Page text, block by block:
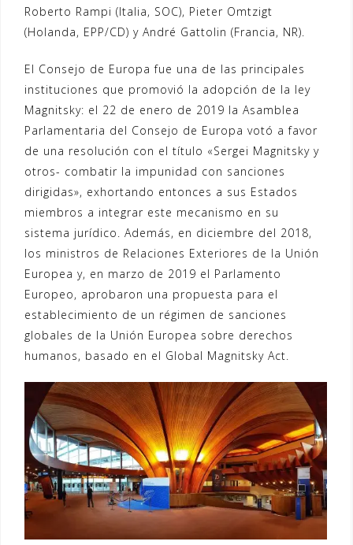
Roberto Rampi (Italia, SOC), Pieter Omtzigt
(Holanda, EPP/CD) y André Gattolin (Francia, NR).
El Consejo de Europa fue una de las principales
instituciones que promovió la adopción de la ley
Magnitsky: el 22 de enero de 2019 la Asamblea
Parlamentaria del Consejo de Europa votó a favor
de una resolución con el título «Sergei Magnitsky y
otros- combatir la impunidad con sanciones
dirigidas», exhortando entonces a sus Estados
miembros a integrar este mecanismo en su
sistema jurídico. Además, en diciembre del 2018,
los ministros de Relaciones Exteriores de la Unión
Europea y, en marzo de 2019 el Parlamento
Europeo, aprobaron una propuesta para el
establecimiento de un régimen de sanciones
globales de la Unión Europea sobre derechos
humanos, basado en el Global Magnitsky Act.